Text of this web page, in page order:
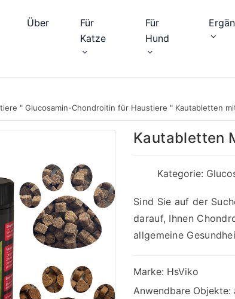
Über
Für
Katze
Für
Hund
" Glucosamin-Chondroitin für Haustiere " Kautabletten
Kautabletten
Kategorie:
Sind Sie auf der
darauf, Ihnen
allgemeine
Marke: HsViko